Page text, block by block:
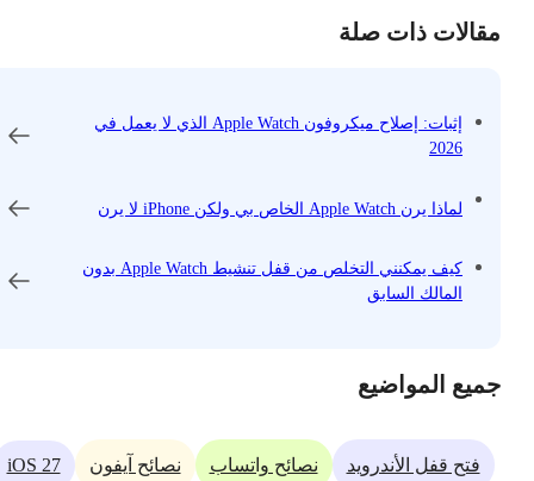
مقالات ذات صلة
إثبات: إصلاح ميكروفون Apple Watch الذي لا يعمل في
2026
لماذا يرن Apple Watch الخاص بي ولكن iPhone لا يرن
كيف يمكنني التخلص من قفل تنشيط Apple Watch بدون
المالك السابق
جميع المواضيع
فتح قفل الأندرويد نصائح واتساب نصائح آيفون iOS 27